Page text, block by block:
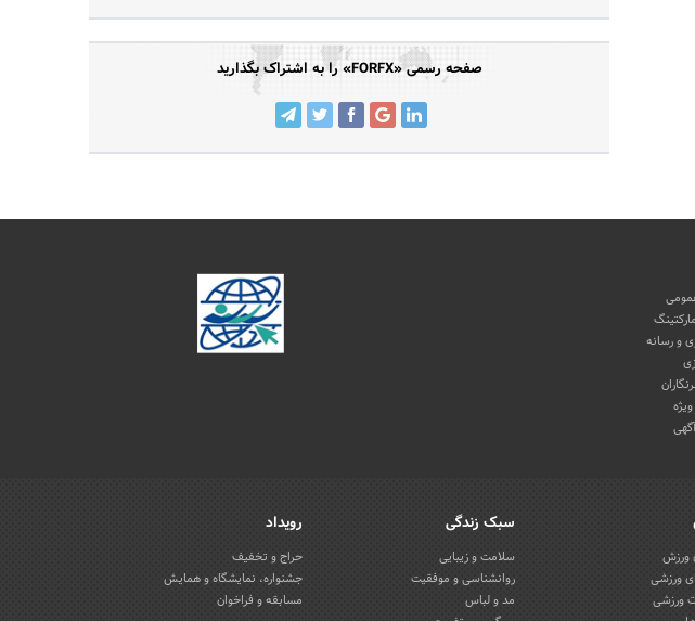
صفحه رسمی «FORFX» را به اشتراک بگذارید
و رسانه
ورزش
ورزشی
ورزشی
سبک زندگی
سلامت و زیبایی
روانشناسی و موفقیت
مد و لباس
رویداد
حراج و تخفیف
جشنواره، نمایشگاه و همایش
مسابقه و فراخوان